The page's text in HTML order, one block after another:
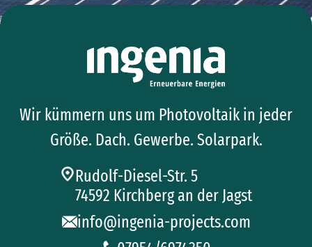
Wir kümmern uns um Photovoltaik in jeder
Größe. Dach. Gewerbe. Solarpark.
Rudolf-Diesel-Str. 5
74592 Kirchberg an der Jagst
info@ingenia-projects.com